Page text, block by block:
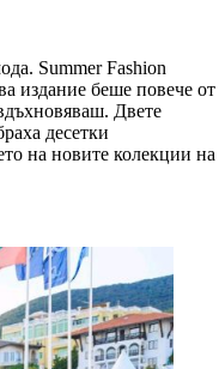
Summer Fashion
издание беше повече от
Двете
десетки
на новите колекции на